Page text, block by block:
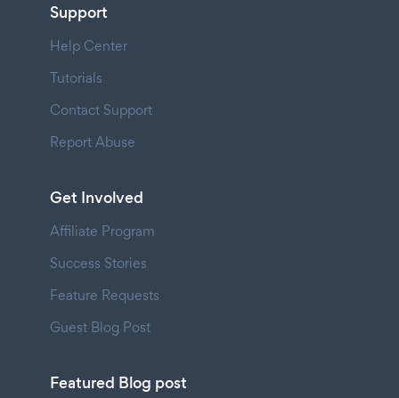
Support
Help Center
Tutorials
Contact Support
Report Abuse
Get Involved
Affiliate Program
Success Stories
Feature Requests
Guest Blog Post
Featured Blog post